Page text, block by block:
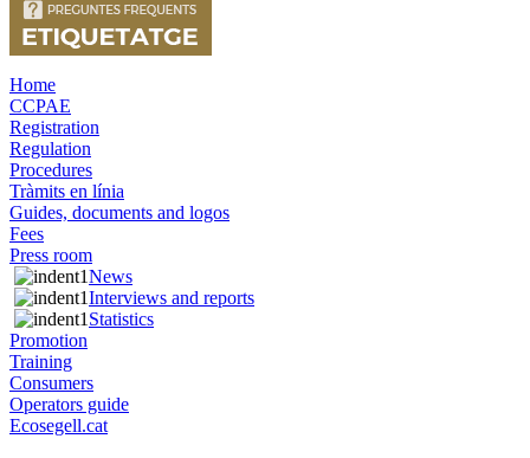
Home
CCPAE
Registration
Regulation
Procedures
Tràmits en línia
Guides, documents and logos
Fees
Press room
News
Interviews and reports
Statistics
Promotion
Training
Consumers
Operators guide
Ecosegell.cat